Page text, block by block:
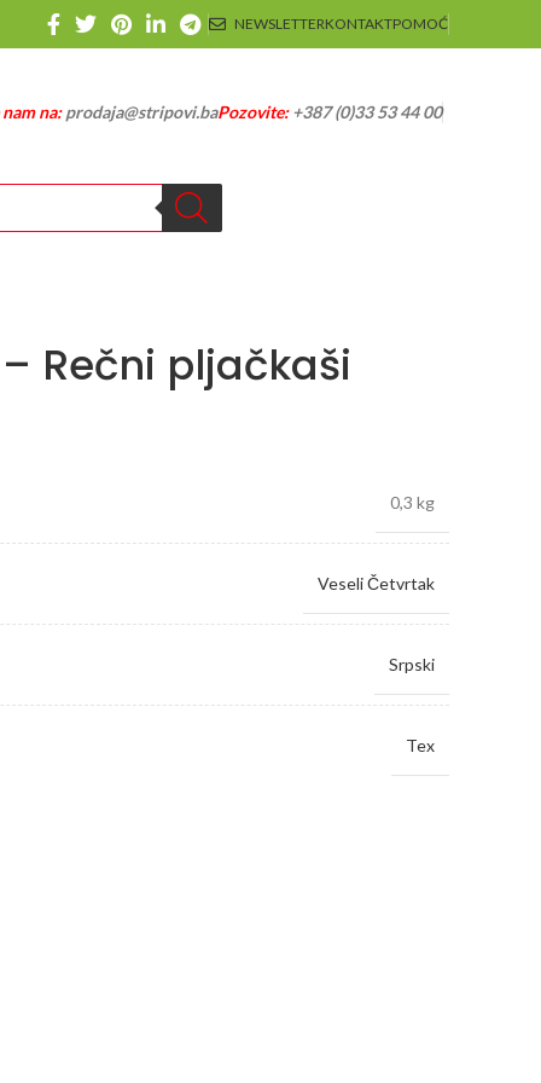
NEWSLETTERKONTAKTPOMOĆ
na:prodaja@stripovi.baPozovite:+387 (0)33 53 44 00
– Rečni pljačkaši
0,3 kg
Veseli Četvrtak
Srpski
Tex